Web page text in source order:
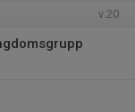
v.20